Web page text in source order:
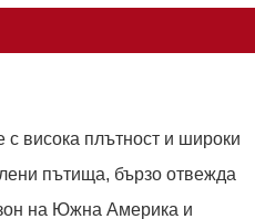
висока плътност и широки
пътища, бързо отвежда
на Южна Америка и